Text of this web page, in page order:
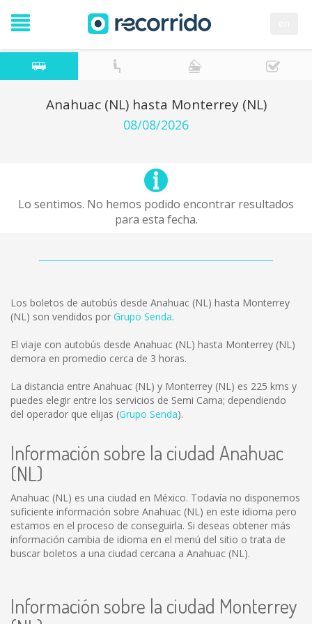
Anahuac (NL) hasta Monterrey (NL)
08/08/2026
Lo sentimos. No hemos podido encontrar resultados
para esta fecha.
Los boletos de autobús desde Anahuac (NL) hasta Monterrey
(NL) son vendidos por Grupo Senda.
El viaje con autobús desde Anahuac (NL) hasta Monterrey (NL)
demora en promedio cerca de 3 horas.
La distancia entre Anahuac (NL) y Monterrey (NL) es 225 kms y
puedes elegir entre los servicios de Semi Cama; dependiendo
del operador que elijas (Grupo Senda).
Información sobre la ciudad Anahuac
(NL)
Anahuac (NL) es una ciudad en México. Todavía no disponemos
suficiente información sobre Anahuac (NL) en este idioma pero
estamos en el proceso de conseguirla. Si deseas obtener más
información cambia de idioma en el menú del sitio o trata de
buscar boletos a una ciudad cercana a Anahuac (NL).
Información sobre la ciudad Monterrey